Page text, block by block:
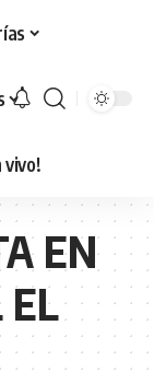
vivo!
EN
EL